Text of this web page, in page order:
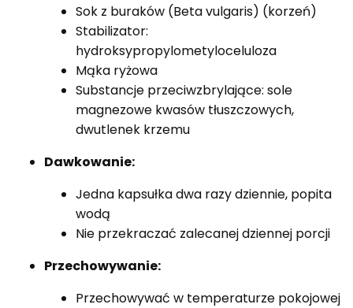
Sok z buraków (Beta vulgaris) (korzeń)
Stabilizator:
hydroksypropylometyloceluloza
Mąka ryżowa
Substancje przeciwzbrylające: sole
magnezowe kwasów tłuszczowych,
dwutlenek krzemu
Dawkowanie:
Jedna kapsułka dwa razy dziennie, popita
wodą
Nie przekraczać zalecanej dziennej porcji
Przechowywanie:
Przechowywać w temperaturze pokojowej